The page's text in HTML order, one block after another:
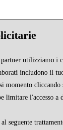
utilizziamo i
includono il
momento
limitare l'accesso
seguente